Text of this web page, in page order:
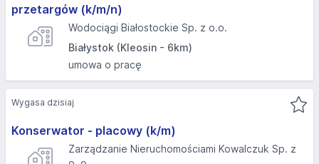
przetargów (k/m/n)
Wodociągi Białostockie Sp. z o.o.
Białystok (Kleosin - 6km)
umowa o pracę
Konserwator - placowy (k/m)
Zarządzanie Nieruchomościami Kowalczuk Sp. z
Wygasa dzisiaj